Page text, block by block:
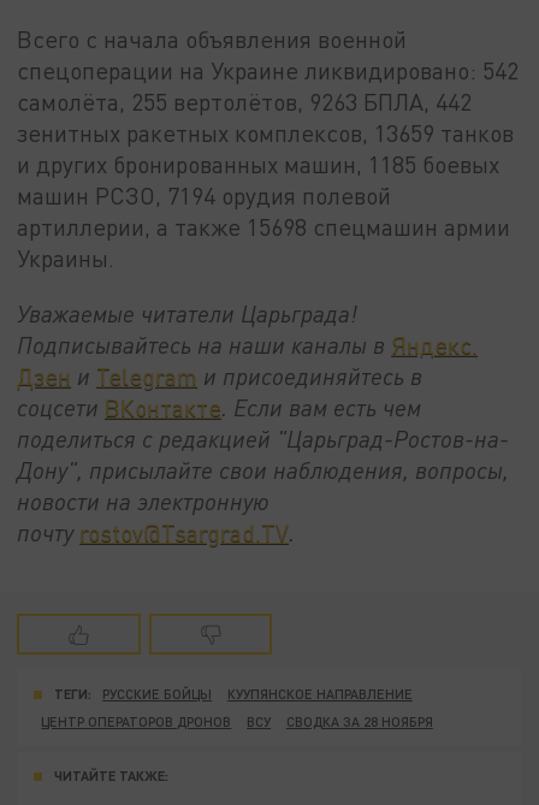
Всего с начала объявления военной
спецоперации на Украине ликвидировано: 542
самолёта, 255 вертолётов, 9263 БПЛА, 442
зенитных ракетных комплексов, 13659 танков
и других бронированных машин, 1185 боевых
машин РСЗО, 7194 орудия полевой
артиллерии, а также 15698 спецмашин армии
Украины.
Уважаемые читатели Царьграда!
Подписывайтесь на наши каналы в Яндекс.
Дзен и Telegram и присоединяйтесь в
соцсети ВКонтакте. Если вам есть чем
поделиться с редакцией "Царьград-Ростов-на-
Дону", присылайте свои наблюдения, вопросы,
новости на электронную
почту rostov@Tsargrad.ТV.
ТЕГИ: РУССКИЕ БОЙЦЫ
КУУПЯНСКОЕ НАПРАВЛЕНИЕ
ЦЕНТР ОПЕРАТОРОВ ДРОНОВ
ВСУ СВОДКА ЗА 28 НОЯБРЯ
ЧИТАЙТЕ ТАКЖЕ: